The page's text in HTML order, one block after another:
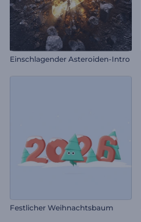
Einschlagender Asteroiden-Intro
Festlicher Weihnachtsbaum